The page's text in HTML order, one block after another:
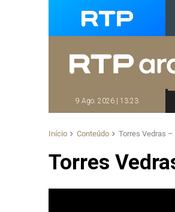
9 Ago. 2026 | 13:23
Início Conteúdo Torres Vedras –
Torres